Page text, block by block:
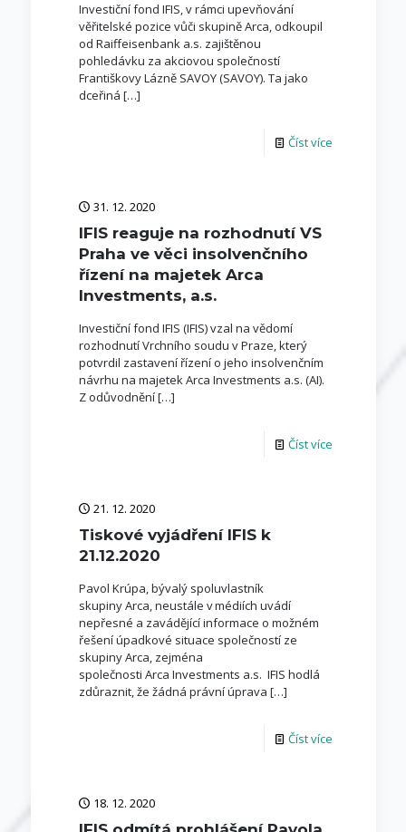
Investiční fond IFIS, v rámci upevňování
věřitelské pozice vůči skupině Arca, odkoupil
od Raiffeisenbank a.s. zajištěnou
pohledávku za akciovou společností
Františkovy Lázně SAVOY (SAVOY). Ta jako
dceřiná […]
Číst více
31. 12. 2020
IFIS reaguje na rozhodnutí VS
Praha ve věci insolvenčního
řízení na majetek Arca
Investments, a.s.
Investiční fond IFIS (IFIS) vzal na vědomí
rozhodnutí Vrchního soudu v Praze, který
potvrdil zastavení řízení o jeho insolvenčním
návrhu na majetek Arca Investments a.s. (AI).
Z odůvodnění[…]
Číst více
21. 12. 2020
Tiskové vyjádření IFIS k
21.12.2020
Pavol Krúpa, bývalý spoluvlastník
skupiny Arca, neustále v médiích uvádí
nepřesné a zavádějící informace o možném
řešení úpadkové situace společností ze
skupiny Arca, zejména
společnosti Arca Investments a.s. IFIS hodlá
zdůraznit, že žádná právní úprava […]
Číst více
18. 12. 2020